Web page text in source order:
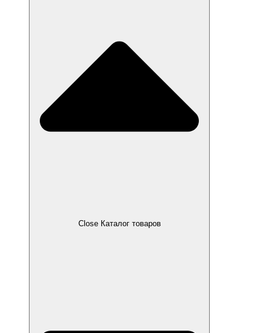
Close Каталог товаров